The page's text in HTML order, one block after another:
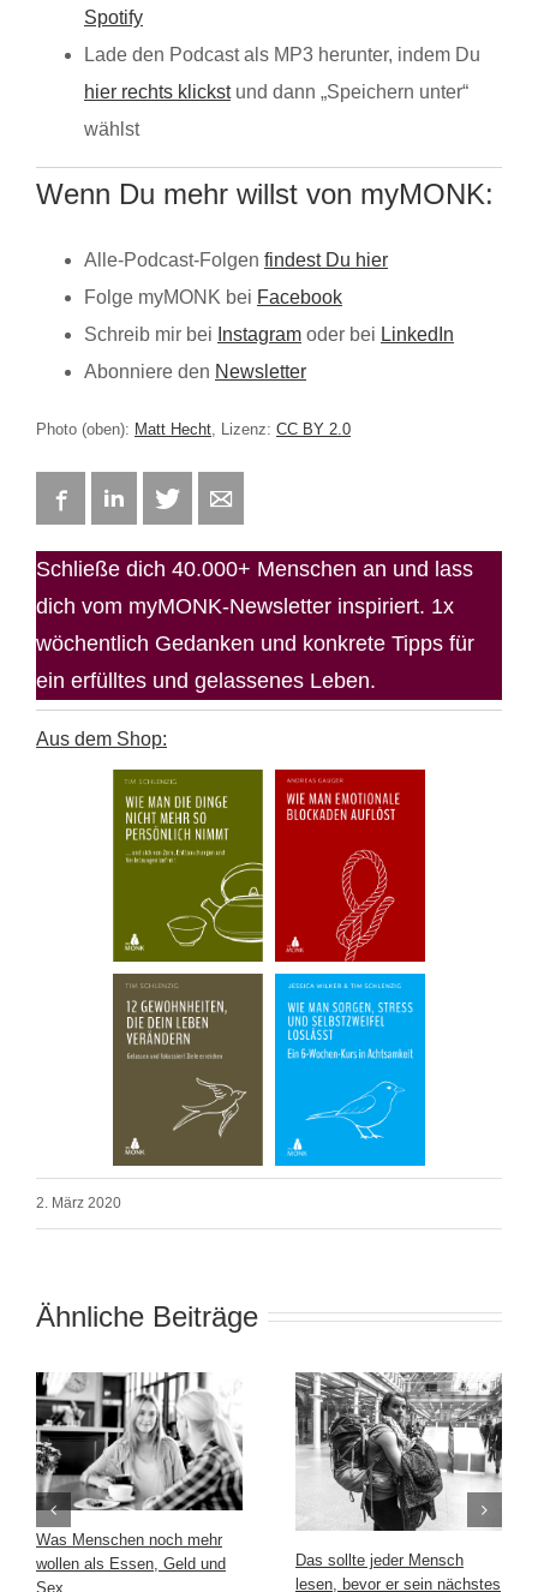
Spotify
Lade den Podcast als MP3 herunter, indem Du
hier rechts klickstund dann „Speichern unter“
wählst
Wenn Du mehr willst von myMONK:
Alle-Podcast-Folgen findest Du hier
Folge myMONK bei Facebook
Schreib mir bei Instagram oder bei LinkedIn
Abonniere den Newsletter
Photo (oben): Matt Hecht, Lizenz: CC BY 2.0
FacebookLinkedIn Twitter
Schließe dich 40.000+ Menschen an und lass
dich vom myMONK-Newsletter inspiriert. 1x
wöchentlich Gedanken und konkrete Tipps für
ein erfülltes und gelassenes Leben.
Aus dem Shop:
2. März 2020
Ähnliche Beiträge
Was Menschen noch mehr
wollen als Essen, Geld und
Sex
Das sollte jeder Mensch
lesen, bevor er sein nächstes